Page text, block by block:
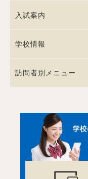
入試案内
学校情報
訪問者別メニュー